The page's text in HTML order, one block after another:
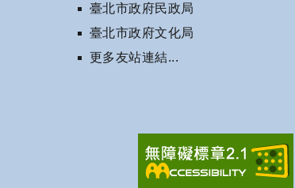
臺北市政府民政局
臺北市政府文化局
更多友站連結...